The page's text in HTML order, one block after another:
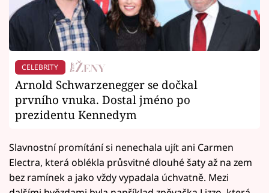
CELEBRITY
Arnold Schwarzenegger se dočkal
prvního vnuka. Dostal jméno po
prezidentu Kennedym
Slavnostní promítání si nenechala ujít ani Carmen
Electra, která oblékla průsvitné dlouhé šaty až na zem
bez ramínek a jako vždy vypadala úchvatně. Mezi